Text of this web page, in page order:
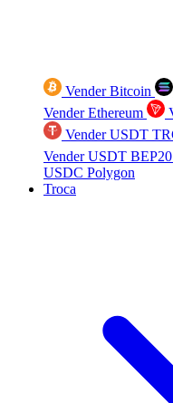
Vender Bitcoin
Vender Ethereum
Vender USDT
Vender USDT BEP20
USDC Polygon
Troca